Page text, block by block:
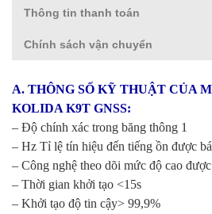
Thông tin thanh toán
Chính sách vận chuyển
A. THÔNG SỐ KỸ THUẬT CỦA
KOLIDA K9T GNSS:
– Độ chính xác trong băng thông 1
– Hz Tỉ lệ tín hiệu đến tiếng ồn được
– Công nghệ theo dõi mức độ cao
– Thời gian khởi tạo <15s
– Khởi tạo độ tin cậy> 99,9%